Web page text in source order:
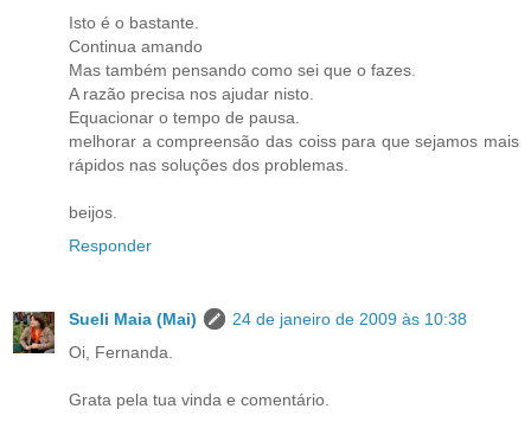
Isto é o bastante.
Continua amando
Mas também pensando como sei que o fazes.
A razão precisa nos ajudar nisto.
Equacionar o tempo de pausa.
melhorar a compreensão das coiss para que sejamos mais
rápidos nas soluções dos problemas.
beijos.
Responder
Sueli Maia (Mai)
24 de janeiro de 2009 às 10:38
Oi, Fernanda.
Grata pela tua vinda e comentário.